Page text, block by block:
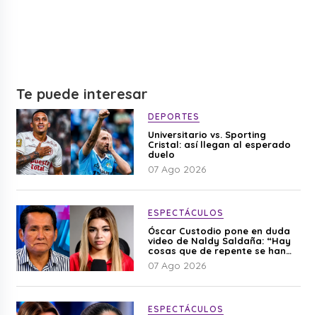
Te puede interesar
DEPORTES
Universitario vs. Sporting
Cristal: así llegan al esperado
duelo
07 Ago 2026
ESPECTÁCULOS
Óscar Custodio pone en duda
video de Naldy Saldaña: “Hay
cosas que de repente se han
editado”
07 Ago 2026
ESPECTÁCULOS